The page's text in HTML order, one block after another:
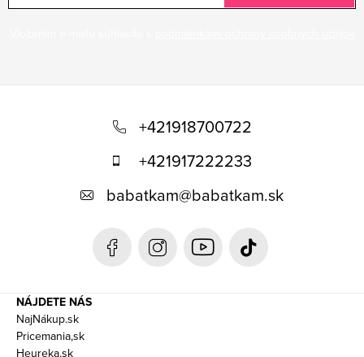
+421918700722
+421917222233
babatkam@babatkam.sk
NÁJDETE NÁS
NajNákup.sk
Pricemania,sk
Heureka.sk